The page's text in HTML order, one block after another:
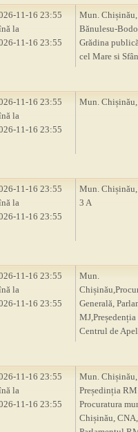
11-16 23:55
la
11-16 23:55
Mun. Chișinău,
Bănulesu-
Grădina
cel Mare si
11-16 23:55
la
11-16 23:55
Mun.
11-16 23:55
la
11-16 23:55
Mun.
3 A
11-16 23:55
la
11-16 23:55
Mun.
Generală,
Centrul de Apel
11-16 23:55
la
11-16 23:55
Mun. Chișinău,
Președinția
Procuratura
Chișinău, CNA,